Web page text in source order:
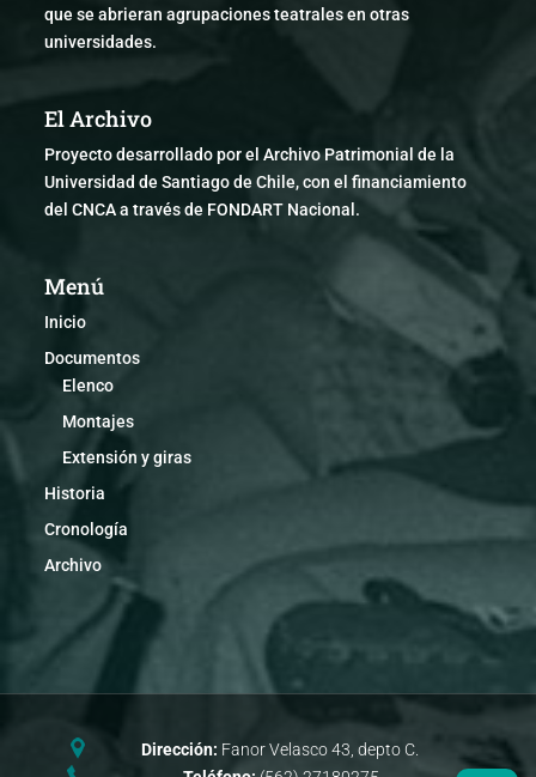
que se abrieran agrupaciones teatrales en otras
universidades.
El Archivo
Proyecto desarrollado por el Archivo Patrimonial de la
Universidad de Santiago de Chile, con el financiamiento
del CNCA a través de FONDART Nacional.
Menú
Inicio
Documentos
Elenco
Montajes
Extensión y giras
Historia
Cronología
Archivo
Dirección: Fanor Velasco 43, depto C.